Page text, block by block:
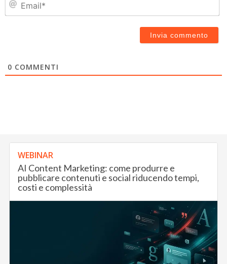
0 COMMENTI
WEBINAR
AI Content Marketing: come produrre e
pubblicare contenuti e social riducendo tempi,
costi e complessità